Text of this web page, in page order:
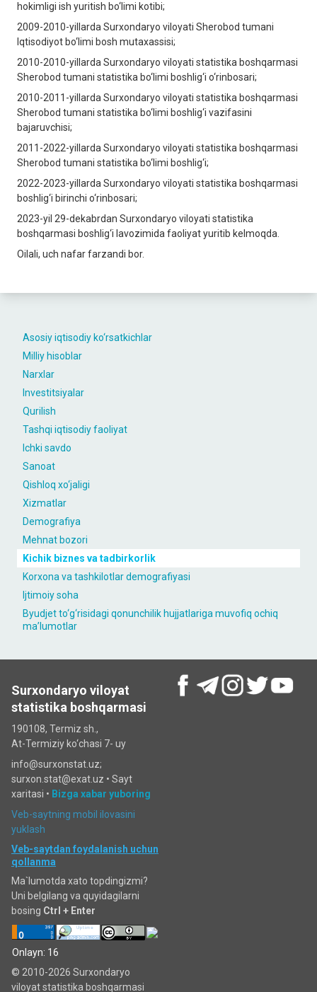
Asosiy iqtisodiy ko‘rsatkichlar
Milliy hisoblar
Narxlar
Investitsiyalar
Qurilish
Tashqi iqtisodiy faoliyat
Ichki savdo
Sanoat
Qishloq xo‘jaligi
Xizmatlar
Demografiya
Mehnat bozori
Kichik biznes va tadbirkorlik
Korxona va tashkilotlar demografiyasi
Ijtimoiy soha
Byudjet to‘g‘risidagi qonunchilik hujjatlariga muvofiq ochiq
maʼlumotlar
hokimligi ish yuritish bo‘limi kotibi;
2009-2010-yillarda Surxondaryo viloyati Sherobod tumani
Iqtisodiyot bo‘limi bosh mutaxassisi;
2010-2010-yillarda Surxondaryo viloyati statistika boshqarmasi
Sherobod tumani statistika bo‘limi boshlig‘i o‘rinbosari;
2010-2011-yillarda Surxondaryo viloyati statistika boshqarmasi
Sherobod tumani statistika bo‘limi boshlig‘i vazifasini
bajaruvchisi;
2011-2022-yillarda Surxondaryo viloyati statistika boshqarmasi
Sherobod tumani statistika bo‘limi boshlig‘i;
2022-2023-yillarda Surxondaryo viloyati statistika boshqarmasi
boshlig‘i birinchi o‘rinbosari;
2023-yil 29-dekabrdan Surxondaryo viloyati statistika
boshqarmasi boshlig‘i lavozimida faoliyat yuritib kelmoqda.
Oilali, uch nafar farzandi bor.
Surxondaryo viloyat
statistika boshqarmasi
190108, Termiz sh.,
At-Termiziy ko‘chasi 7- uy
info@surxonstat.uz;
surxon.stat@exat.uz • Sayt
xaritasi • Bizga xabar yuboring
Veb-saytning mobil ilovasini
yuklash
Veb-saytdan foydalanish uchun
qollanma
Ma`lumotda xato topdingizmi?
Uni belgilang va quyidagilarni
bosing Ctrl + Enter
Onlayn: 16
© 2010-2026 Surxondaryo
viloyat statistika boshqarmasi